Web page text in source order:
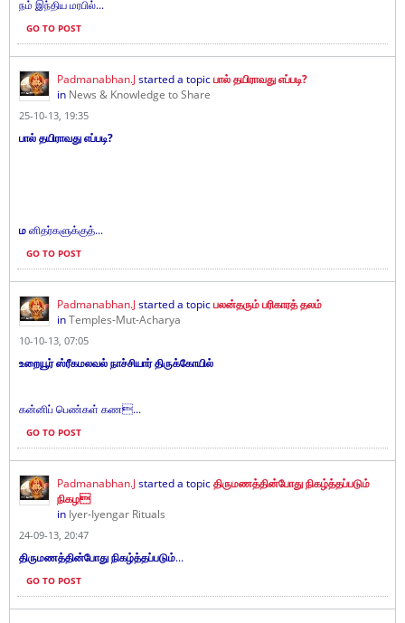
நம் இந்திய மரபில்...
GO TO POST
Padmanabhan.Jstarted a topicபால் தயிராவது எப்படி?
in News & Knowledge to Share
25-10-13, 19:35
பால் தயிராவது எப்படி?
மனிதர்களுக்குத்...
GO TO POST
Padmanabhan.Jstarted a topicபலன்தரும் பரிகாரத் தலம்
inTemples-Mut-Acharya
10-10-13, 07:05
உறையூர் ஸ்ரீகமலவல் நாச்சியார் திருக்கோயில்
கன்னிப் பெண்கள் கண...
GO TO POST
Padmanabhan.Jstarted a topicதிருமணத்தின்போது நிகழ்த்தப்படும்
நிகழ
in Iyer-Iyengar Rituals
24-09-13, 20:47
திருமணத்தின்போது நிகழ்த்தப்படும்...
GO TO POST